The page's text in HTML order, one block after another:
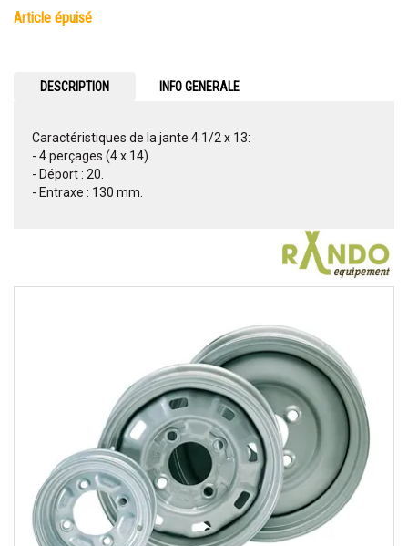
article épuisé
DESCRIPTION INFO GENERALE
Caractéristiques de la jante 4 1/2 x 13:
- 4 perçages (4 x 14).
- Déport : 20.
- Entraxe : 130 mm.